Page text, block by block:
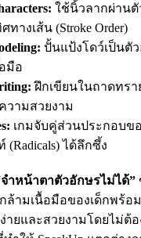
ใช้นิ้วลากผ่าน
ทางเส้น (Stroke Order)
ปั้นแป้งโดว์เป็นตั
มือ
ฝึกเขียนในถาดทรา
วามสวยงาม
เกมจับคู่ส่วนประกอบข
(Radicals) ได้ลึกซึ้ง
ำหน้าตาตัวอักษรไม่ได้”
ล้ามเนื้อมือของเด็กพร้อ
ายและสวยงามโดยไม่ต้